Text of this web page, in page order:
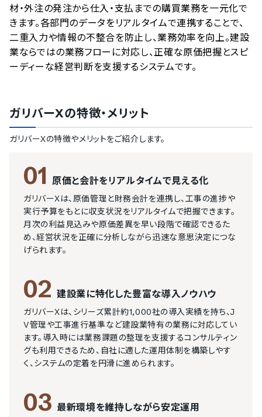
材・外注の発注から仕入・支払までの購買業務を一元化で
きます。各部門のデータをリアルタイムで連携することで、
二重入力や情報の不整合を防止し、業務効率を向上。建設
業ならではの業務フローに対応し、正確な原価把握とスピ
ーディーな経営判断を支援するシステムです。
ガリバーXの特徴・メリット
ガリバーXの特徴やメリットをご紹介します。
01 原価と会計をリアルタイムで見える化
ガリバーXは、原価管理と財務会計を連携し、工事の進捗や
実行予算をもとに収支状況をリアルタイムで把握できます。
月次の利益見込みや原価差異を早い段階で確認できるた
め、経営状況を正確に分析しながら迅速な意思決定につな
げられます。
02 建設業に特化した豊富な導入ノウハウ
ガリバーXは、シリーズ累計約1,000社の導入実績を持ち、J
V管理や工事進行基準など建設業特有の業務に対応してい
ます。導入時には業務課題の整理を支援するコンサルティン
グも利用できるため、自社に適した運用体制を構築しやす
く、システムの定着を円滑に進められます。
03 最新環境を維持しながら安定運用